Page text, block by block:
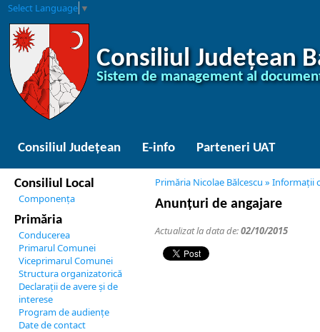
Select Language ▼
Consiliul Județean
Sistem de management al
Consiliul Județean E-info Parteneri UAT
Consiliul Local
Componența
Primăria
Conducerea
Primarul Comunei
Viceprimarul Comunei
Structura organizatorică
Declarații de avere și de
interese
Program de audiențe
Date de contact
Primăria Nicolae Bălcescu » Informații
Anunțuri de angajare
Actualizat la data de:02/10/2015